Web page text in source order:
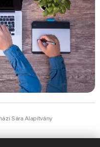
Sára Alapítvány